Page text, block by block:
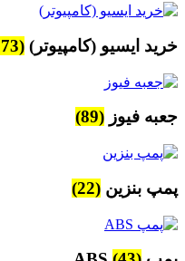
خرید ایسیو (کامپیوتر) (173)
جعبه فیوز (89)
پمپ بنزین (22)